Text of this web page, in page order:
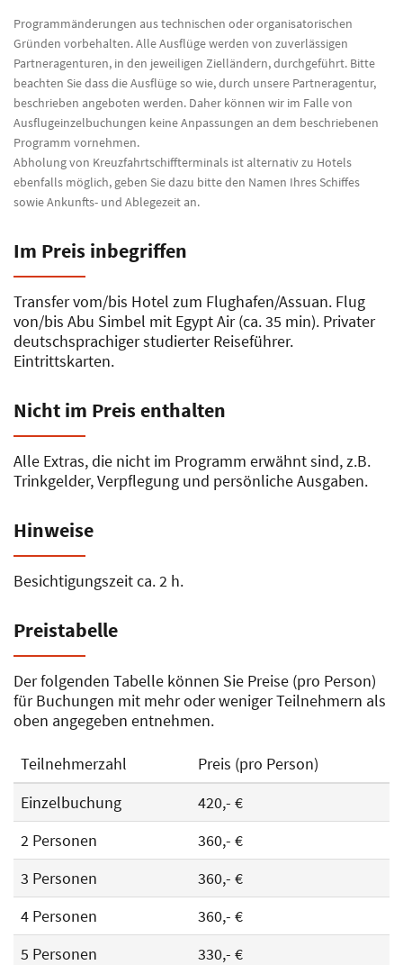
Programmänderungen aus technischen oder organisatorischen
Gründen vorbehalten. Alle Ausflüge werden von zuverlässigen
Partneragenturen, in den jeweiligen Zielländern, durchgeführt. Bitte
beachten Sie dass die Ausflüge so wie, durch unsere Partneragentur,
beschrieben angeboten werden. Daher können wir im Falle von
Ausflugeinzelbuchungen keine Anpassungen an dem beschriebenen
Programm vornehmen.
Abholung von Kreuzfahrtschiffterminals ist alternativ zu Hotels
ebenfalls möglich, geben Sie dazu bitte den Namen Ihres Schiffes
sowie Ankunfts- und Ablegezeit an.
Im Preis inbegriffen
Transfer vom/bis Hotel zum Flughafen/Assuan. Flug
von/bis Abu Simbel mit Egypt Air (ca. 35 min). Privater
deutschsprachiger studierter Reiseführer.
Eintrittskarten.
Nicht im Preis enthalten
Alle Extras, die nicht im Programm erwähnt sind, z.B.
Trinkgelder, Verpflegung und persönliche Ausgaben.
Hinweise
Besichtigungszeit ca. 2 h.
Preistabelle
Der folgenden Tabelle können Sie Preise (pro Person)
für Buchungen mit mehr oder weniger Teilnehmern als
oben angegeben entnehmen.
Teilnehmerzahl
Preis (pro Person)
Einzelbuchung
420,- €
2 Personen
360,- €
3 Personen
360,- €
4 Personen
360,- €
5 Personen
330,- €